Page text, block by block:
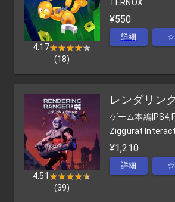
4.17★★★★★
★★★★★
(18)
TERNOX
¥550
詳細 ☆
4.51 ★★★★★
★★★★★
(39)
レンダリン
ゲーム本編|
Ziggurat
¥1,210
詳細 ☆